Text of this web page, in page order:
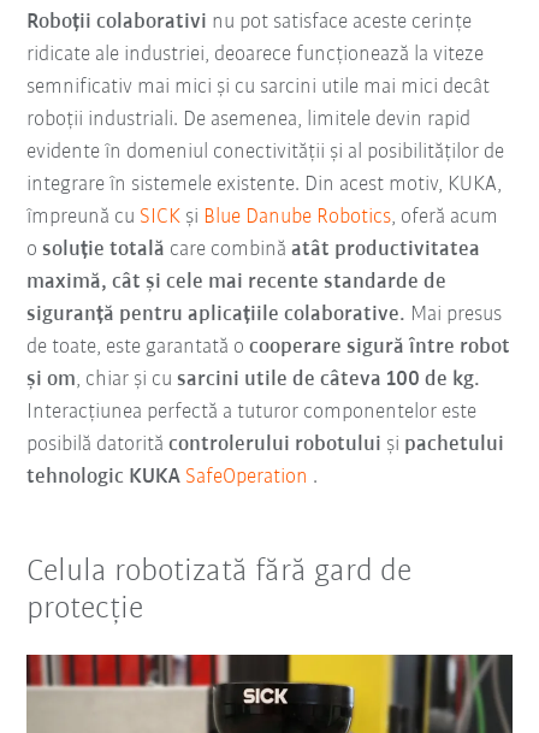
Roboții colaborativi nu pot satisface aceste cerințe
ridicate ale industriei, deoarece funcționează la viteze
semnificativ mai mici și cu sarcini utile mai mici decât
roboții industriali. De asemenea, limitele devin rapid
evidente în domeniul conectivității și al posibilităților de
integrare în sistemele existente. Din acest motiv, KUKA,
împreună cu SICK și Blue Danube Robotics, oferă acum
osoluție totală care combinăatât productivitatea
maximă, cât și cele mai recente standarde de
siguranță pentru aplicațiile colaborative. Mai presus
de toate, este garantată ocooperare sigură între robot
și om, chiar și cusarcini utile de câteva 100 de kg.
Interacțiunea perfectă a tuturor componentelor este
posibilă datorităcontrolerului robotului și pachetului
tehnologic KUKA SafeOperation .
Celula robotizată fără gard de
protecție